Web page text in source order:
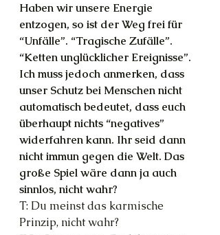
Haben wir unsere Energie
entzogen, so ist der Weg frei für
“Unfälle”. “Tragische Zufälle”.
“Ketten unglücklicher Ereignisse”.
Ich muss jedoch anmerken, dass
unser Schutz bei Menschen nicht
automatisch bedeutet, dass euch
überhaupt nichts “negatives”
widerfahren kann. Ihr seid dann
nicht immun gegen die Welt. Das
große Spiel wäre dann ja auch
sinnlos, nicht wahr?
T: Du meinst das karmische
Prinzip, nicht wahr?